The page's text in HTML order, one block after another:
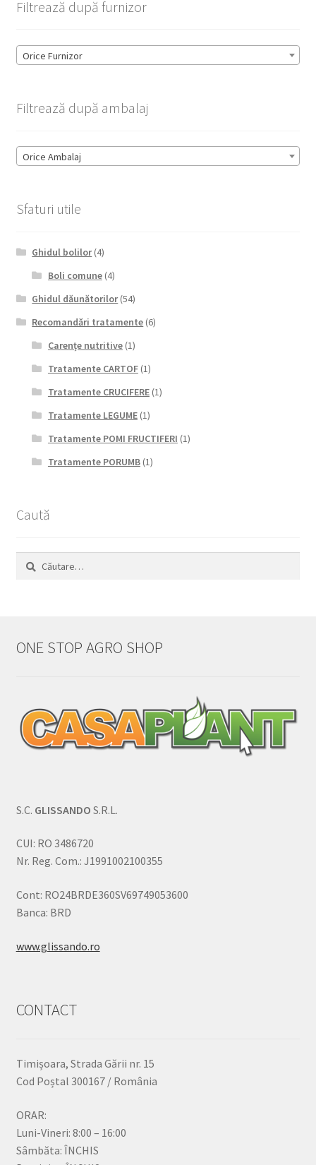
Filtrează după furnizor
Orice Furnizor
Filtrează după ambalaj
Orice Ambalaj
Sfaturi utile
Ghidul bolilor(4)
Boli comune(4)
Ghidul dăunătorilor(54)
Recomandări tratamente (6)
Carențe nutritive(1)
Tratamente CARTOF(1)
Tratamente CRUCIFERE(1)
Tratamente LEGUME(1)
Tratamente POMI FRUCTIFERI (1)
Tratamente PORUMB(1)
Caută
Caută
ONE STOP AGRO SHOP
S.C. GLISSANDO S.R.L.
CUI: RO 3486720
Nr. Reg. Com.: J1991002100355
Cont: RO24BRDE360SV69749053600
Banca: BRD
www.glissando.ro
CONTACT
Timișoara, Strada Gării nr. 15
Cod Poștal 300167 / România
ORAR:
Luni-Vineri: 8:00 – 16:00
Sâmbăta: ÎNCHIS